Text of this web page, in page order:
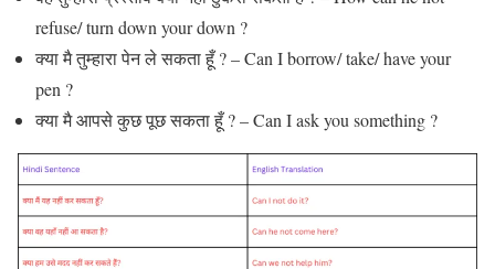
refuse/ turn down your down ?
क्या मै तुम्हारा पेन ले सकता हूँ ? – Can I borrow/ take/ have your
pen ?
क्या मै आपसे कुछ पूछ सकता हूँ ? – Can I ask you something ?